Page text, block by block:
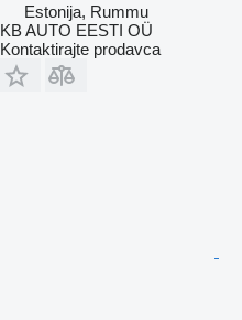
Estonija, Rummu
KB AUTO EESTI OÜ
Kontaktirajte prodavca